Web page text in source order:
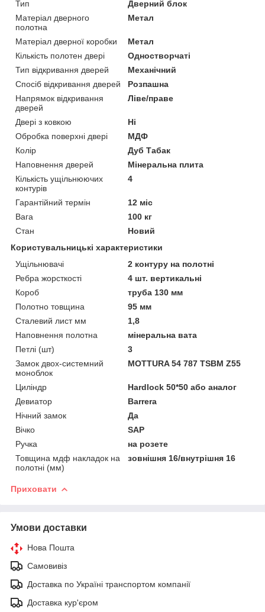
Тип
Дверний блок
Матеріал дверного
полотна
Метал
Матеріал дверної коробки
Метал
Кількість полотен двері
Одностворчаті
Тип відкривання дверей
Механічний
Спосіб відкривання дверей
Розпашна
Напрямок відкривання
дверей
Ліве/праве
Двері з ковкою
Ні
Обробка поверхні двері
МДФ
Колір
Дуб Табак
Наповнення дверей
Мінеральна плита
Кількість ущільнюючих
контурів
4
Гарантійний термін
12 міс
Вага
100 кг
Стан
Новий
Користувальницькі характеристики
Ущільнювачі
2 контуру на полотні
Ребра жорсткості
4 шт. вертикальні
Короб
труба 130 мм
Полотно товщина
95 мм
Сталевий лист мм
1,8
Наповнення полотна
мінеральна вата
Петлі (шт)
3
Замок двох-системний
моноблок
MOTTURA 54 787 TSBM Z55
Циліндр
Hardlock 50*50 або аналог
Девиатор
Barrera
Нічний замок
Да
Вічко
SAP
Ручка
на розете
Товщина мдф накладок на
полотні (мм)
зовнішня 16/внутрішня 16
Приховати
Умови доставки
Нова Пошта
Самовивіз
Доставка по Україні транспортом компанії
Доставка кур'єром